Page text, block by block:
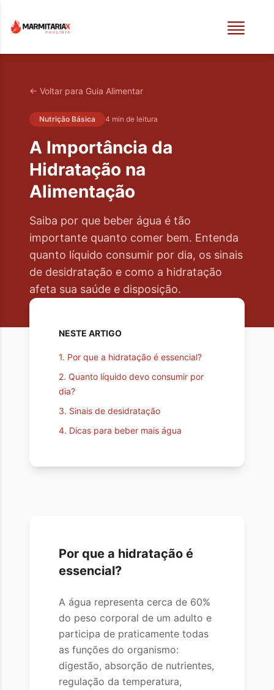
← Voltar para Guia Alimentar
Nutrição Básica 4 min de leitura
A Importância da
Hidratação na
Alimentação
Saiba por que beber água é tão
importante quanto comer bem. Entenda
quanto líquido consumir por dia, os sinais
de desidratação e como a hidratação
afeta sua saúde e disposição.
NESTE ARTIGO
1. Por que a hidratação é essencial?
2. Quanto líquido devo consumir por
dia?
3. Sinais de desidratação
4. Dicas para beber mais água
Por que a hidratação é
essencial?
A água representa cerca de 60%
do peso corporal de um adulto e
participa de praticamente todas
as funções do organismo:
digestão, absorção de nutrientes,
regulação da temperatura,